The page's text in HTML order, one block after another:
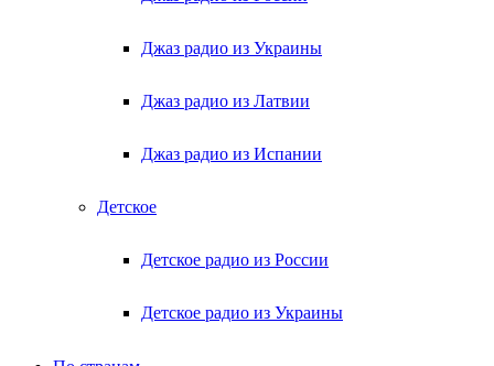
Джаз радио из Украины
Джаз радио из Латвии
Джаз радио из Испании
Детское
Детское радио из России
Детское радио из Украины